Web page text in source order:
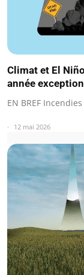
Climat et El
année
EN BREF
12 mai 2026